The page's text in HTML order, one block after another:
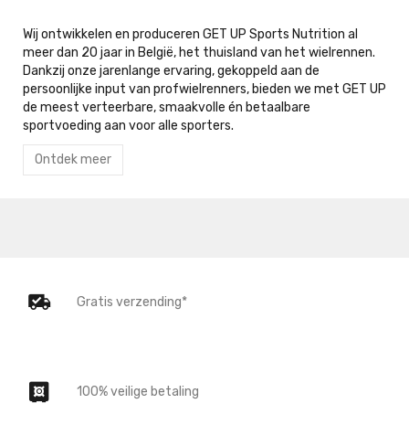
Wij ontwikkelen en produceren GET UP Sports Nutrition al
meer dan 20 jaar in België, het thuisland van het wielrennen.
Dankzij onze jarenlange ervaring, gekoppeld aan de
persoonlijke input van profwielrenners, bieden we met GET UP
de meest verteerbare, smaakvolle én betaalbare
sportvoeding aan voor alle sporters.
Ontdek meer
Gratis verzending*
100% veilige betaling